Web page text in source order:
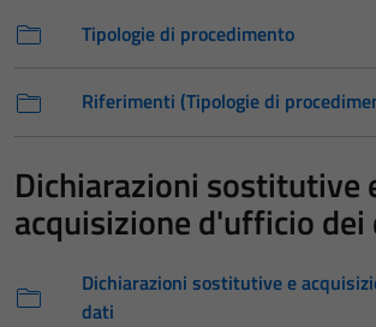
Tipologie di procedimento
Riferimenti (Tipologie di
Dichiarazioni sostitutive
acquisizione d'ufficio dei
Dichiarazioni sostitutive e
dati